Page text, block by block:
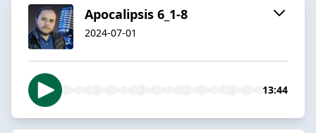
Apocalipsis 6_1-8
2024-07-01
13:44